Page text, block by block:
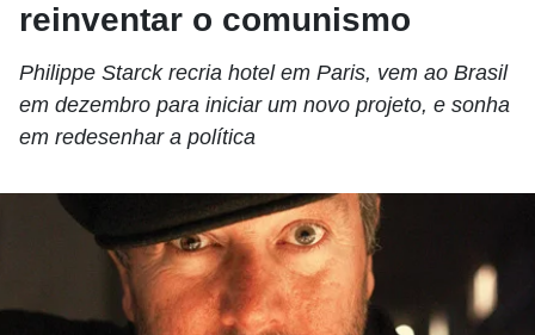
reinventar o comunismo
Philippe Starck recria hotel em Paris, vem ao Brasil
em dezembro para iniciar um novo projeto, e sonha
em redesenhar a política